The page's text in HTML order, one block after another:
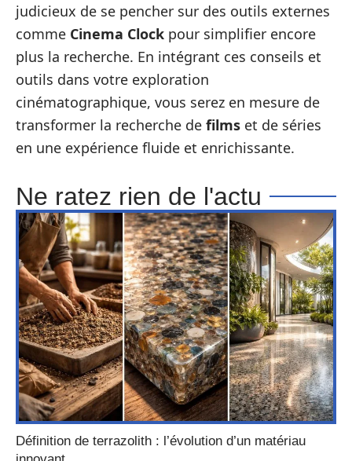
judicieux de se pencher sur des outils externes
comme Cinema Clock pour simplifier encore
plus la recherche. En intégrant ces conseils et
outils dans votre exploration
cinématographique, vous serez en mesure de
transformer la recherche de films et de séries
en une expérience fluide et enrichissante.
Ne ratez rien de l'actu
Définition de terrazolith : l’évolution d’un matériau